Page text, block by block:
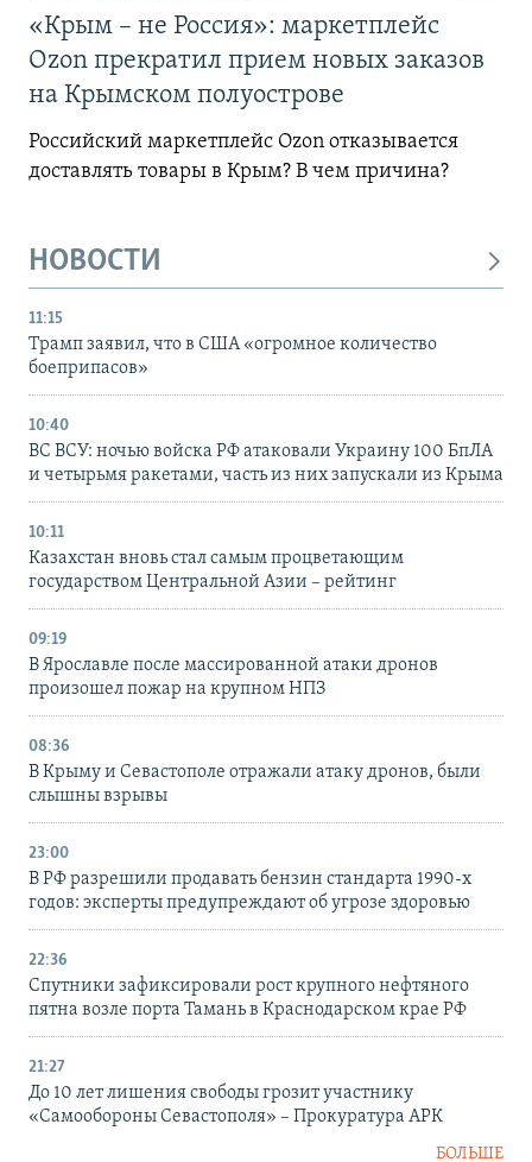
«Крым – не Россия»: маркетплейс
Ozon прекратил прием новых заказов
на Крымском полуострове
Российский маркетплейс Ozon отказывается
доставлять товары в Крым? В чем причина?
НОВОСТИ
11:15
Трамп заявил, что в США «огромное количество
боеприпасов»
10:40
ВС ВСУ: ночью войска РФ атаковали Украину 100 БпЛА
и четырьмя ракетами, часть из них запускали из Крыма
10:11
Казахстан вновь стал самым процветающим
государством Центральной Азии – рейтинг
09:19
В Ярославле после массированной атаки дронов
произошел пожар на крупном НПЗ
08:36
В Крыму и Севастополе отражали атаку дронов, были
слышны взрывы
23:00
В РФ разрешили продавать бензин стандарта 1990-х
годов: эксперты предупреждают об угрозе здоровью
22:36
Спутники зафиксировали рост крупного нефтяного
пятна возле порта Тамань в Краснодарском крае РФ
21:27
До 10 лет лишения свободы грозит участнику
«Самообороны Севастополя» – Прокуратура АРК
БОЛЬШЕ